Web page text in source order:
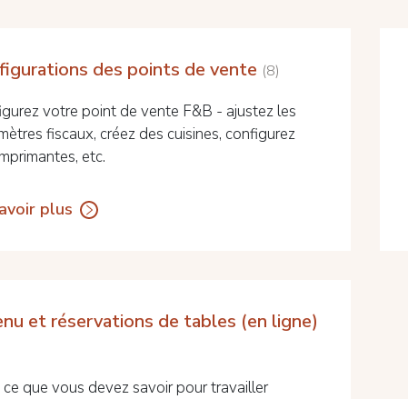
des points de vente 8
votre point de vente F&B - ajustez les
fiscaux, créez des cuisines, configurez
etc.
plus
et réservations de tables (en ligne)
que vous devez savoir pour travailler